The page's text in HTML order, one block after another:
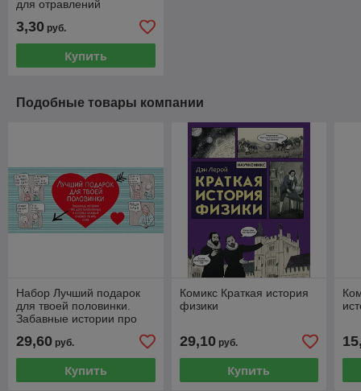
для отравлений
3,30 руб.
Купить
Подобные товары компании
Набор Лучший подарок
для твоей половинки.
Забавные истории про
которых каждый сможет
узнать
29,60 руб.
Купить
Комикс Краткая история
физики
29,10руб.
Купить